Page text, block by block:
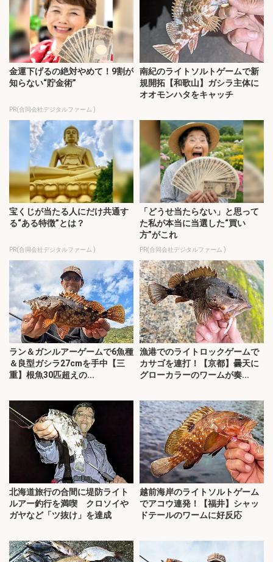
金運下げるの絶対やめて！9割が
知らない“貯金術”
PR(合同会社デジタルファーム )
南紀のライトソルトゲームで新
規開拓【和歌山】ガシラ主体に
オオモンハタをキャッチ
宝くじが当たる人にだけ共通す
る“ある特徴”とは？
PR(合同会社デジタルファーム )
「どうせ当たらない」と思って
た私が本当に当選した“買い
方”がこれ
PR(合同会社デジタルファーム )
ラン＆ガンルアーゲームで6魚種
＆良型ガシラ27cmを手中【三
重】根魚30匹超えの...
漁港でのライトロックゲームで
カサゴを連打！【京都】曇天に
グローカラーのワームが奏...
北海道旅行の合間に堤防ライト
ルアー釣行を満喫 クロソイや
ガヤなど「ツ抜け」を達成
越前海岸のライトソルトゲーム
でアコウ連発！【福井】シャッ
ドテールのワームに好反応